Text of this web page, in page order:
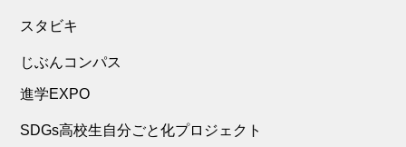
スタビキ
じぶんコンパス
進学EXPO
SDGs高校生自分ごと化プロジェクト